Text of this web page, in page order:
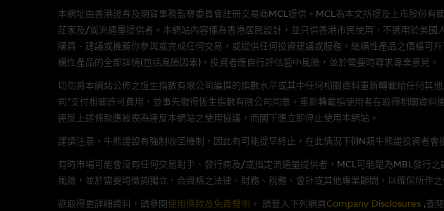
結構性產品並無抵押品，如發行人無力償債或違約，投資者可
來表現。產品的第二市場可能有限而麥格理資本股份有限公司可
性產品的詳情及自行評估箇中風險。如有需要，請徵詢獨立之專
損失全部投資；而(ii)R類牛熊證之剩餘價值則可能為零。
網站連結
本網站或載有連接非由麥格理集團管理的網站的連結。此等連
站的內容及所介紹的產品或服務，均無任何操控權，因此對此等
議閣下自行向本網站述及或連接的第三者查詢。此外，載有第三
本網址由香港證券及期貨事務監察委員會註冊交易商MCL提供。MCL為本文所提及上市股
莊家及/或流通量提供者。本網站內容僅為香港居民設計，並只供香港市民使用，不適用於美
購買、建議或推薦你參與或完成任何交易，或提供任何投資建議或服務。結構性產品之價格
構性產品的全部詳情(包括風險因素)。投資者應自行評估箇中風險，並於需要時尋求專業意見。
切勿將本網站公佈之恆生指數有限公司編撰的指數水平或其中任何相關資料重新轉載給任何其
司”支付相關許可費用，並事先徵得恆生指數有限公司同意。重新轉載指使用者在取得相關資
違反上述條款應被視為違反本網站之使用協議，而閣下應立即停止使用本網站。
謹請注意，牛熊證設有強制收回機制，因此有可能提早終止，在此情況下(i)N類牛熊證投資者
有時市場可能會沒有任何交易對手、發行商及/或指定流通量提供者，MCL可能是為MBL發行
風險，並於需要時徵詢獨立、合資格之法律、財務、稅務、會計或其他專業顧問，以確保所作
欲取得更詳細資料，請參閱使用條款及免責聲明 。 請登入下列網頁Company Disclosures ,查